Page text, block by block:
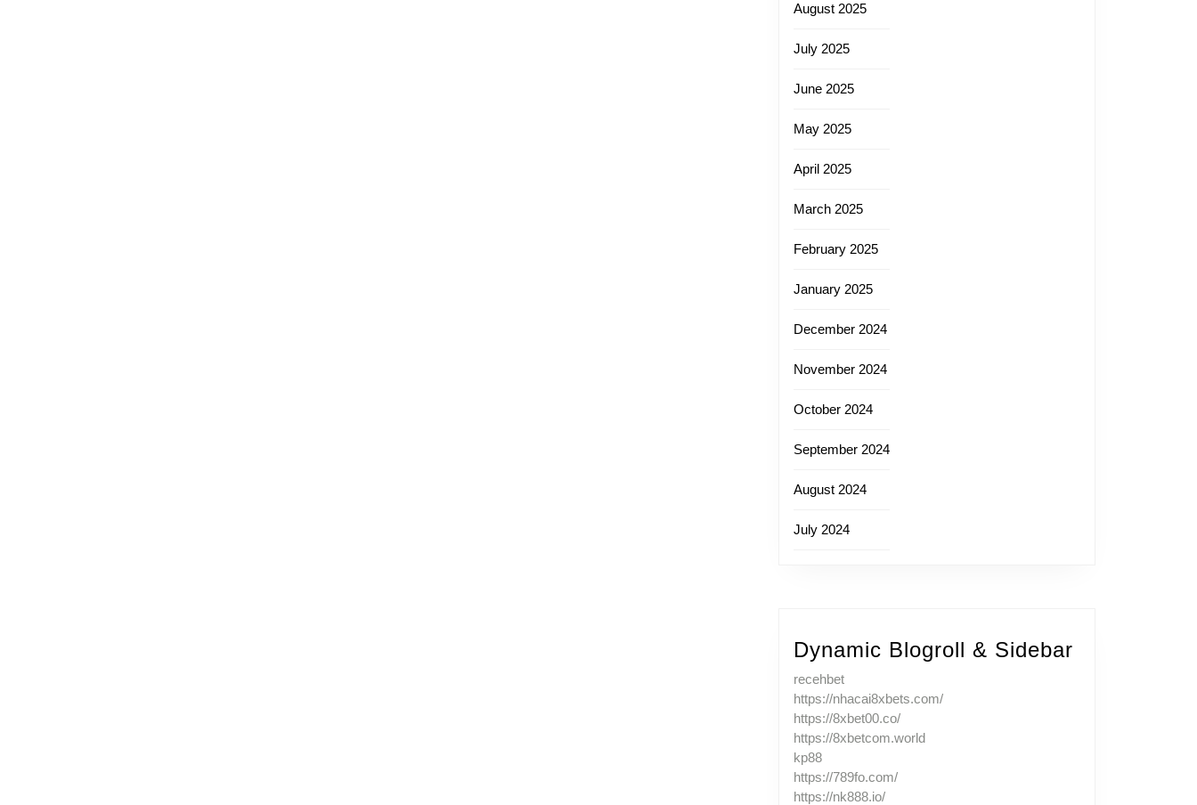
August 2025
July 2025
June 2025
May 2025
April 2025
March 2025
February 2025
January 2025
December 2024
November 2024
October 2024
September 2024
August 2024
July 2024
Dynamic Blogroll & Sidebar
recehbet
https://nhacai8xbets.com/
https://8xbet00.co/
https://8xbetcom.world
kp88
https://789fo.com/
https://nk888.io/